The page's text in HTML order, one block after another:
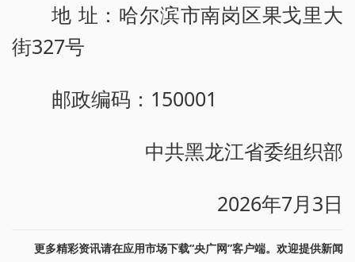
地 址：哈尔滨市南岗区果戈里大
街327号
邮政编码：150001
中共黑龙江省委组织部
2026年7月3日
更多精彩资讯请在应用市场下载“央广网”客户端。欢迎提供新闻